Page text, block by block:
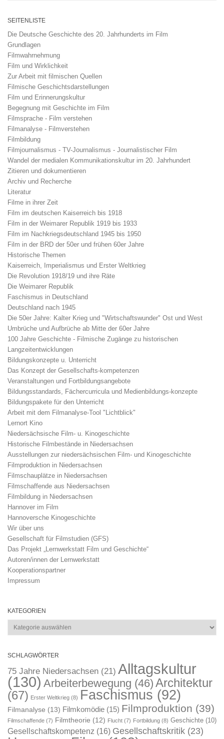
SEITENLISTE
Die Deutsche Geschichte des 20. Jahrhunderts im Film
Grundlagen
Filmwahrnehmung
Film und Wirklichkeit
Zur Arbeit mit filmischen Quellen
Filmische Geschichtsdarstellungen
Film und Erinnerungskultur
Begegnung mit Geschichte im Film
Filmsprache - Film verstehen
Filmanalyse - Filmverstehen
Filmbildung
Filmjournalismus - TV-Journalismus - Journalistischer Film
Wandel der medialen Kommunikationskultur im 20. Jahrhundert
Zitieren und dokumentieren
Archiv und Recherche
Literatur
Filme in ihrer Zeit
Film im deutschen Kaiserreich bis 1918
Film in der Weimarer Republik 1919 bis 1933
Film im Nachkriegsdeutschland 1945 bis 1950
Film in der BRD der 50er und frühen 60er Jahre
Historische Themen
Kaiserreich, Imperialismus und Erster Weltkrieg
Die Revolution 1918/19 und ihre Räte
Die Weimarer Republik
Faschismus in Deutschland
Deutschland nach 1945
Die 50er Jahre: Kalter Krieg und "Wirtschaftswunder" Ost und West
Umbrüche und Aufbrüche ab Mitte der 60er Jahre
100 Jahre Geschichte - Filmische Zugänge zu historischen
Langzeitentwicklungen
Bildungskonzepte u. Unterricht
Das Konzept der Gesellschafts-kompetenzen
Veranstaltungen und Fortbildungsangebote
Bildungsstandards, Fächercurricula und Medienbildungs-konzepte
Bildungspakete für den Unterricht
Arbeit mit dem Filmanalyse-Tool "Lichtblick"
Lernort Kino
Niedersächsische Film- u. Kinogeschichte
Historische Filmbestände in Niedersachsen
Ausstellungen zur niedersächsischen Film- und Kinogeschichte
Filmproduktion in Niedersachsen
Filmschauplätze in Niedersachsen
Filmschaffende aus Niedersachsen
Filmbildung in Niedersachsen
Hannover im Film
Hannoversche Kinogeschichte
Wir über uns
Gesellschaft für Filmstudien (GFS)
Das Projekt „Lernwerkstatt Film und Geschichte“
Autoren/innen der Lernwerkstatt
Kooperationspartner
Impressum
KATEGORIEN
Kategorien
SCHLAGWÖRTER
75 Jahre Niedersachsen (21) Alltagskultur
(130) Arbeiterbewegung (46) Architektur
(67) Erster Weltkrieg (8) Faschismus (92)
Filmanalyse (13) Filmkomödie (15) Filmproduktion (39)
Filmschaffende (7) Filmtheorie (12) Flucht (7) Fortbildung (8) Geschichte (10)
Gesellschaftskompetenz (16) Gesellschaftskritik (23)